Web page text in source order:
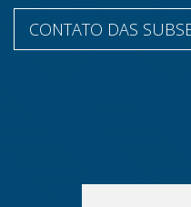
CONTATO DAS